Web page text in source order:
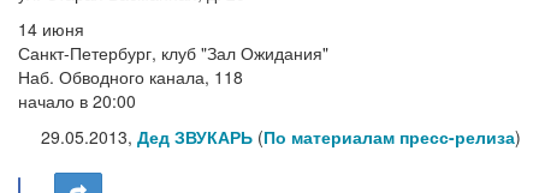
14 июня
Санкт-Петербург, клуб "Зал Ожидания"
Наб. Обводного канала, 118
начало в 20:00
29.05.2013, Дед ЗВУКАРЬ (По материалам пресс-релиза)